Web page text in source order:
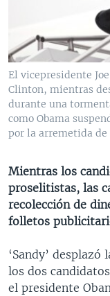
BRASIL
TECNOLOGÍA
DEPORTES
CIENCIA Y SALUD
VIDEOS
FOTOGRAFÍA
AUDIOS
PROGRAMAS TV
EL MUNDO AL DÍA
FORO
VISIÓN 360
LAS CLAVES
RADIO
AVANCE
AUDIONOTICIAS
BUENOS DÍAS
EL MUNDO AL DÍA
FORO [RADIO]
NOTA ECONÓMICA
DIRECT
DOCUMENTALES DE
SÍGANOS
Idiomas
El vicepresidente
Clinton, mientras
durante una
como Obama
por la arremetida de
Mientras los
proselitistas, las
recolección de
folletos
‘Sandy’
los dos
el presidente